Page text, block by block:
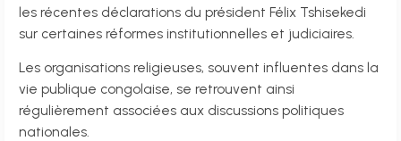
les récentes déclarations du président Félix Tshisekedi
sur certaines réformes institutionnelles et judiciaires.
Les organisations religieuses, souvent influentes dans la
vie publique congolaise, se retrouvent ainsi
régulièrement associées aux discussions politiques
nationales.